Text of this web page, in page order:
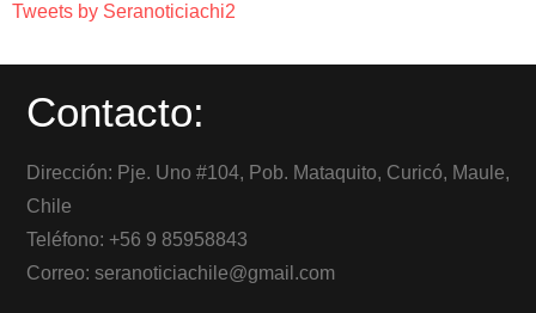
Tweets by Seranoticiachi2
Contacto:
Dirección: Pje. Uno #104, Pob. Mataquito, Curicó, Maule,
Chile
Teléfono: +56 9 85958843
Correo: seranoticiachile@gmail.com